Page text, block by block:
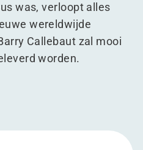
was, verloopt alles
wereldwijde
Callebaut zal mooi
worden.